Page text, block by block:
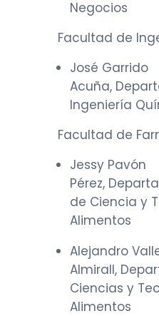
Negocios
Facultad de
José Garrido
Acuña,
Ingeniería
Facultad de
Jessy Pavón
Pérez,
de Ciencia y
Alimentos
Alejandro
Almirall,
Ciencias y
Alimentos